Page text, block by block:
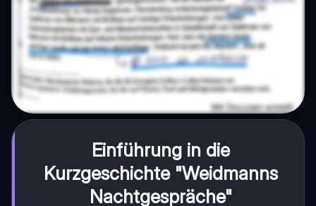
Einführung in die
Kurzgeschichte "Weidmanns
Nachtgespräche"